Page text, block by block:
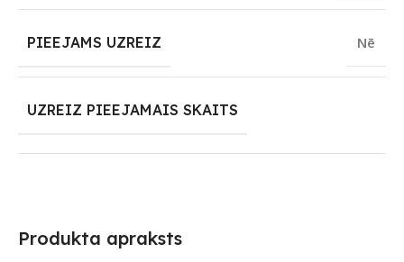
Produkta apraksts
PIEEJAMS UZREIZ Nē
UZREIZ PIEEJAMAIS SKAITS